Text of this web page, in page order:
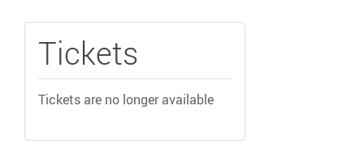
Tickets
Tickets are no longer available